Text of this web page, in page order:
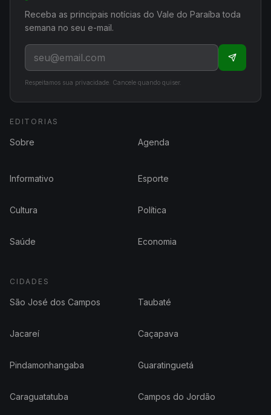
Receba as principais notícias do Vale do Paraíba toda
semana no seu e-mail.
Respeitamos sua privacidade. Cancele quando quiser.
EDITORIAS
Sobre Agenda
Informativo Esporte
Cultura Política
Saúde Economia
CIDADES
São José dos Campos Taubaté
Jacareí Caçapava
Pindamonhangaba Guaratinguetá
Caraguatatuba Campos do Jordão